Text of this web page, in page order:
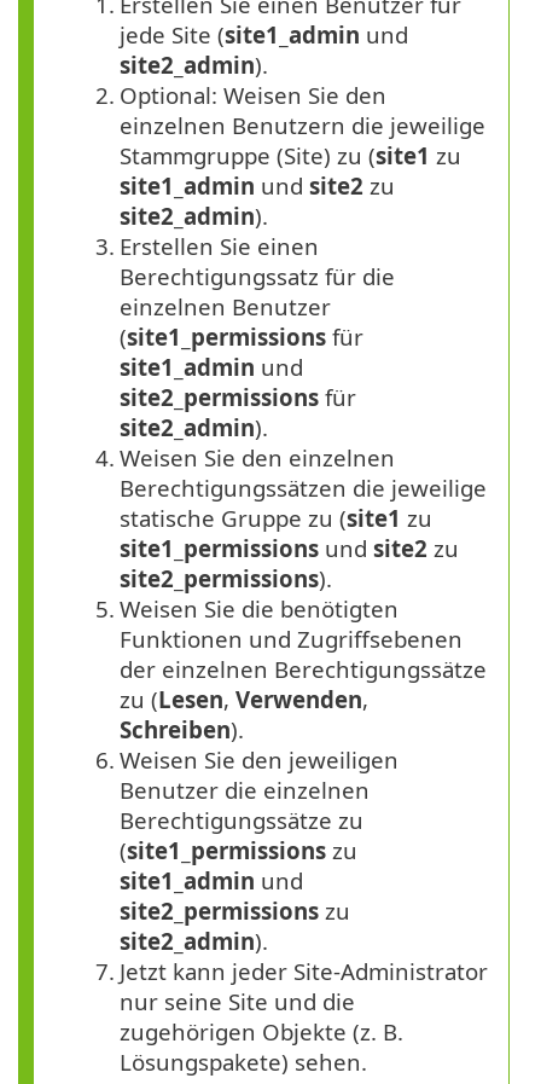
jede Site (site1_admin und
site2_admin).
2. Optional: Weisen Sie den
einzelnen Benutzern die jeweilige
Stammgruppe (Site) zu (site1 zu
site1_admin und site2 zu
site2_admin).
3. Erstellen Sie einen
Berechtigungssatz für die
einzelnen Benutzer
(site1_permissions für
site1_admin und
site2_permissions für
site2_admin).
4. Weisen Sie den einzelnen
Berechtigungssätzen die jeweilige
statische Gruppe zu (site1 zu
site1_permissions und site2 zu
site2_permissions).
5. Weisen Sie die benötigten
Funktionen und Zugriffsebenen
der einzelnen Berechtigungssätze
zu (Lesen, Verwenden,
Schreiben).
6. Weisen Sie den jeweiligen
Benutzer die einzelnen
Berechtigungssätze zu
(site1_permissions zu
site1_admin und
site2_permissions zu
site2_admin).
7. Jetzt kann jeder Site-Administrator
nur seine Site und die
zugehörigen Objekte (z. B.
Lösungspakete) sehen.